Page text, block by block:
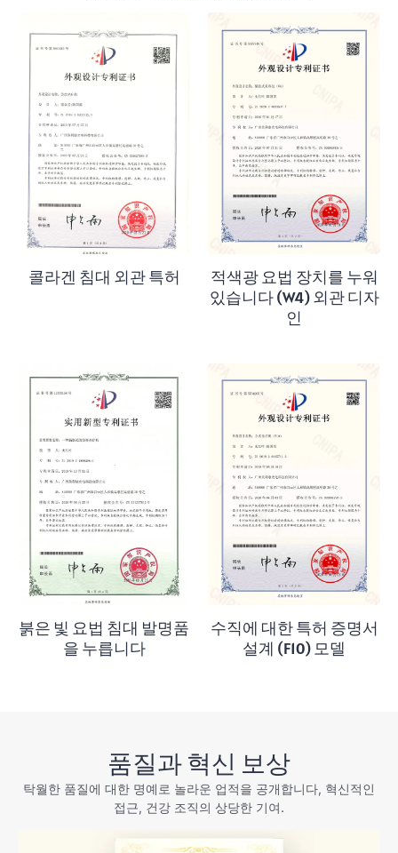
콜라겐 침대 외관 특허
적색광 요법 장치를 누워
있습니다 (W4) 외관 디자
인
붉은 빛 요법 침대 발명품
을 누릅니다
수직에 대한 특허 증명서
설계 (F10) 모델
품질과 혁신 보상
탁월한 품질에 대한 명예로 놀라운 업적을 공개합니다, 혁신적인
접근, 건강 조직의 상당한 기여.